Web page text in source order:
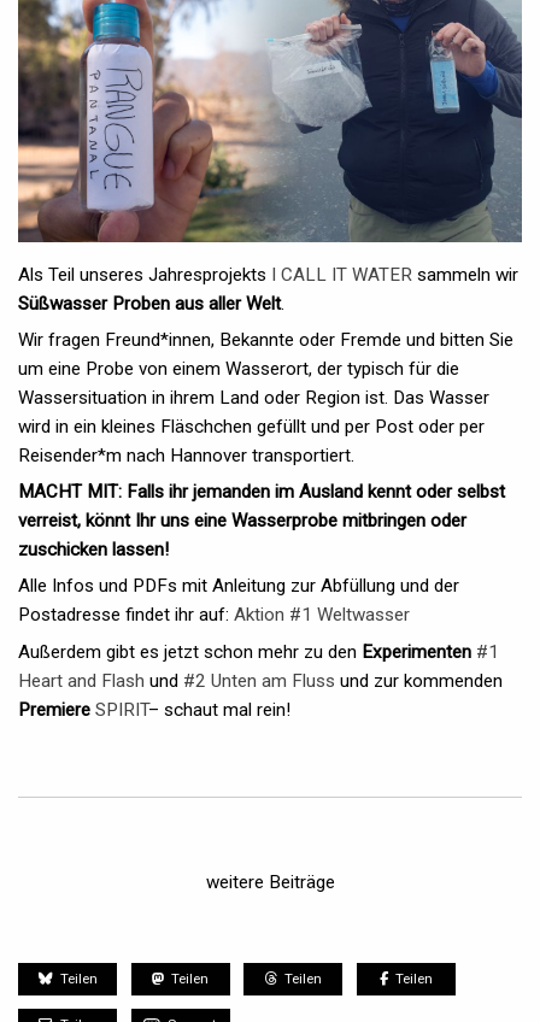
Als Teil unseres Jahresprojekts I CALL IT WATER sammeln wir
Süßwasser Proben aus aller Welt.
Wir fragen Freund*innen, Bekannte oder Fremde und bitten Sie
um eine Probe von einem Wasserort, der typisch für die
Wassersituation in ihrem Land oder Region ist. Das Wasser
wird in ein kleines Fläschchen gefüllt und per Post oder per
Reisender*m nach Hannover transportiert.
MACHT MIT: Falls ihr jemanden im Ausland kennt oder selbst
verreist, könnt Ihr uns eine Wasserprobe mitbringen oder
zuschicken lassen!
Alle Infos und PDFs mit Anleitung zur Abfüllung und der
Postadresse findet ihr auf: Aktion #1 Weltwasser
Außerdem gibt es jetzt schon mehr zu den Experimenten #1
Heart and Flash und #2 Unten am Fluss und zur kommenden
Premiere SPIRIT– schaut mal rein!
weitere Beiträge
Teilen Teilen Teilen Teilen